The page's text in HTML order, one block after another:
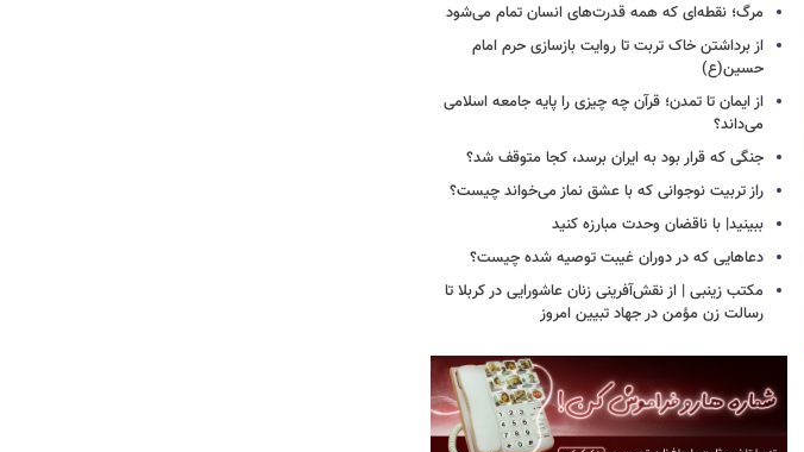
مرگ؛ نقطه‌ای که همه قدرت‌های انسان تمام می‌شود
از برداشتن خاک تربت تا روایت بازسازی حرم امام
حسین(ع)
از ایمان تا تمدن؛ قرآن چه چیزی را پایه جامعه اسلامی
می‌داند؟
جنگی که قرار بود به ایران برسد، کجا متوقف شد؟
راز تربیت نوجوانی که با عشق نماز می‌خواند چیست؟
ببینید| با ناقضان وحدت مبارزه کنید
دعاهایی که در دوران غیبت توصیه شده چیست؟
مکتب زینبی | از نقش‌آفرینی زنان عاشورایی در کربلا تا
رسالت زن مؤمن در جهاد تبیین امروز